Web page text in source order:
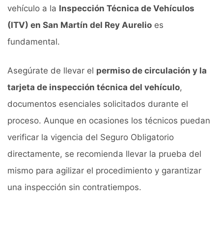
vehículo a la Inspección Técnica de Vehículos
(ITV) en San Martín del Rey Aurelio es
fundamental.
Asegúrate de llevar el permiso de circulación y la
tarjeta de inspección técnica del vehículo,
documentos esenciales solicitados durante el
proceso. Aunque en ocasiones los técnicos puedan
verificar la vigencia del Seguro Obligatorio
directamente, se recomienda llevar la prueba del
mismo para agilizar el procedimiento y garantizar
una inspección sin contratiempos.